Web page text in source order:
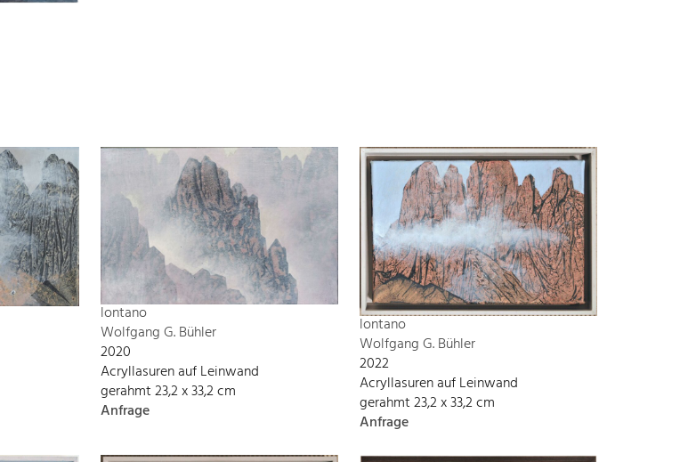
lontano
Wolfgang G. Bühler
2020
Acryllasuren auf Leinwand
gerahmt 23,2 x 33,2 cm
Anfrage
lontano
Wolfgang G. Bühler
2022
Acryllasuren auf Leinwand
gerahmt 23,2 x 33,2 cm
Anfrage